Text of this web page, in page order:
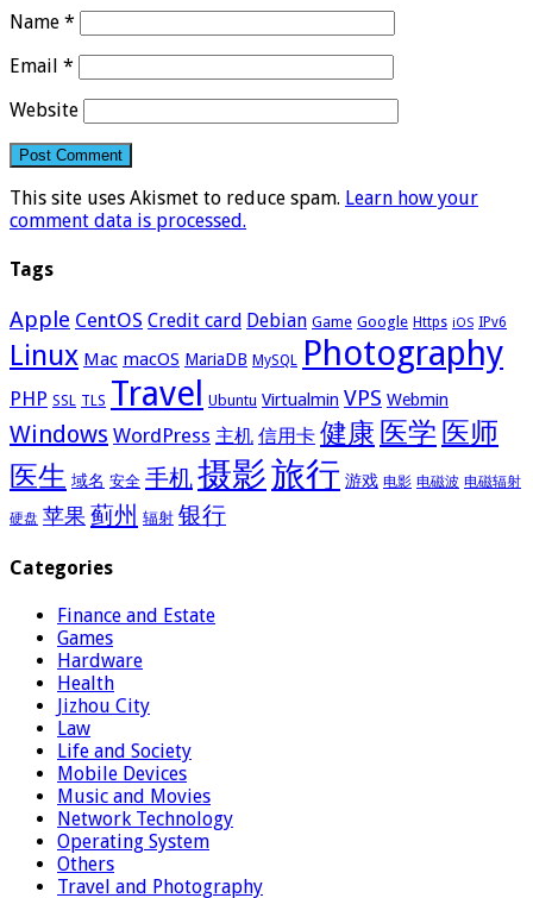
Name *
Email *
Website
This site uses Akismet to reduce spam. Learn how your
comment data is processed.
Tags
Apple CentOS Credit card Debian Game Google Https iOS IPv6
Linux Mac macOS MariaDB MySQL Photography
PHP SSL TLS Travel Ubuntu Virtualmin VPS Webmin
Windows WordPress 主机 信用卡 健康 医学 医师
医生 域名 安全 手机摄影旅行 游戏 电影 电磁波 电磁辐射
硬盘 苹果 蓟州 辐射 银行
Categories
Finance and Estate
Games
Hardware
Health
Jizhou City
Law
Life and Society
Mobile Devices
Music and Movies
Network Technology
Operating System
Others
Travel and Photography